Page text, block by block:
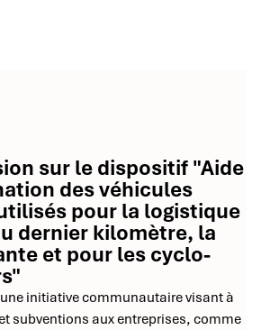
sur le dispositif "Aide
des véhicules
pour la logistique
dernier kilomètre, la
et pour les cyclo-
initiative communautaire visant à
subventions aux entreprises, comme